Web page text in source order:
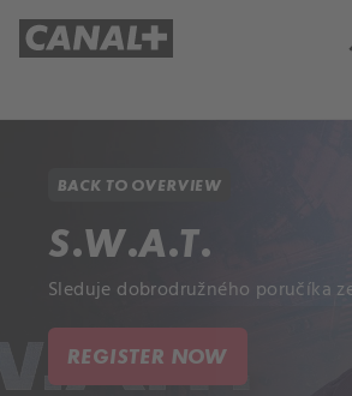
BACK TO OVERVIEW
S.W.A.T.
Sleduje dobrodružného poručíka
REGISTER NOW